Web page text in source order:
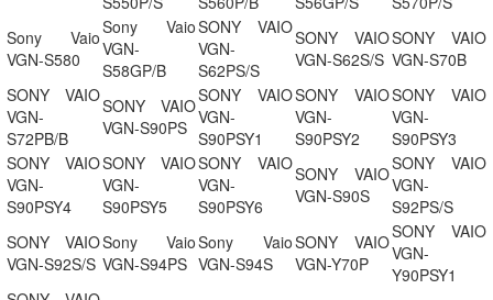
Sony Vaio
VGN-S580
Sony Vaio
VGN-
S58GP/B
SONY VAIO
VGN-
S62PS/S
SONY VAIO
VGN-S62S/S
SONY VAIO
VGN-S70B
SONY VAIO
VGN-
S72PB/B
SONY VAIO
VGN-S90PS
SONY VAIO
VGN-
S90PSY1
SONY VAIO
VGN-
S90PSY2
SONY VAIO
VGN-
S90PSY3
SONY VAIO
VGN-
S90PSY4
SONY VAIO
VGN-
S90PSY5
SONY VAIO
VGN-
S90PSY6
SONY VAIO
VGN-S90S
SONY VAIO
VGN-
S92PS/S
SONY VAIO
VGN-S92S/S
Sony Vaio
VGN-S94PS
Sony Vaio
VGN-S94S
SONY VAIO
VGN-Y70P
SONY VAIO
VGN-
Y90PSY1